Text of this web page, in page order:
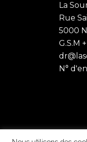
La
Rue
5000
G.S.M
N°